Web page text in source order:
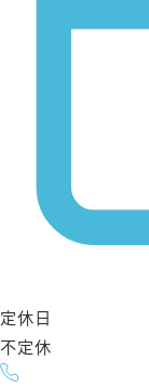
定休日
不定休